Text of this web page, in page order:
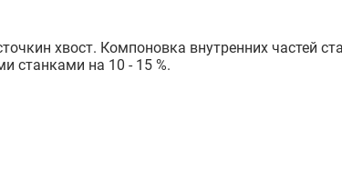
хвост. Компоновка внутренних частей
станками на 10 - 15 %.